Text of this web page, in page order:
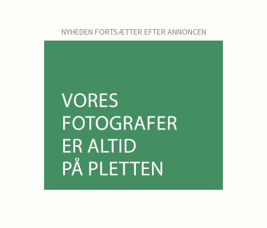
NYHEDEN FORTSÆTTER EFTER ANNONCEN